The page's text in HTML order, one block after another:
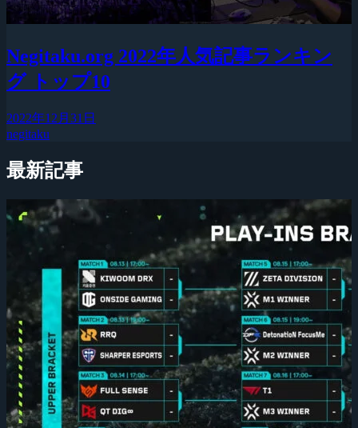
Negitaku.org 2022年人気記事ランキン
グ トップ10
2022年12月31日
negitaku
最新記事